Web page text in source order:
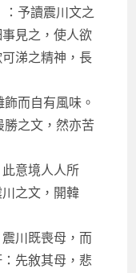
：予讀震川文之
見之，使人欲
涕之精神，長
而自有風味。
勝之文，然亦苦
意境人人所
之文，開韓
川既喪母，而
先敘其母，悲